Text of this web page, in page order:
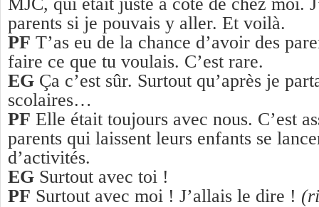
parents si je pouvais y aller. Et voilà.
PF T’as eu de la chance d’avoir des
faire ce que tu voulais. C’est rare.
EG Ça c’est sûr. Surtout qu’après je
scolaires…
PF Elle était toujours avec nous. C’est
parents qui laissent leurs enfants se
d’activités.
EG Surtout avec toi !
PF Surtout avec moi ! J’allais le dire !